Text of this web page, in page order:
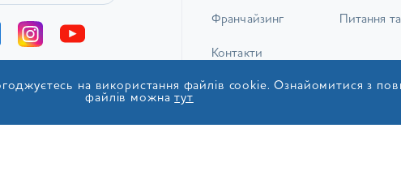
Франчайзинг
Контакти
Питання та
на використання файлів cookie. Ознайомитися з
файлів можнатут